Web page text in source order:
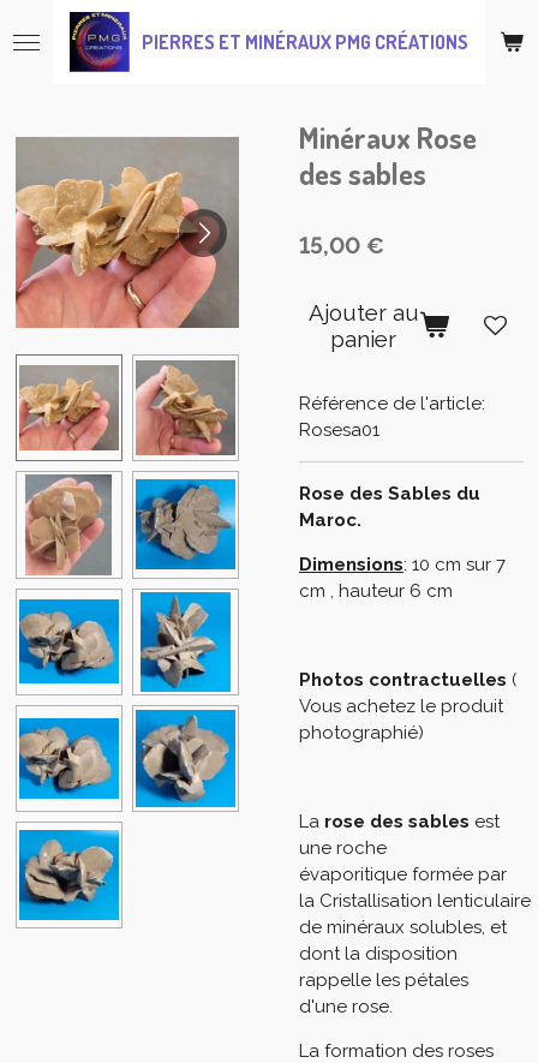
au
contenu
PIERRES ET MINÉRAUX PMG CRÉATIONS
Minéraux Rose
des sables
15,00 €
Ajouter au
panier
Référence de l'article:
Rosesa01
Rose des Sables du
Maroc.
Dimensions: 10 cm sur 7
cm , hauteur 6 cm
Photos contractuelles (
Vous achetez le produit
photographié)
La rose des sables est
une roche
évaporitique formée par
la Cristallisation lenticulaire
de minéraux solubles, et
dont la disposition
rappelle les pétales
d'une rose.
La formation des roses